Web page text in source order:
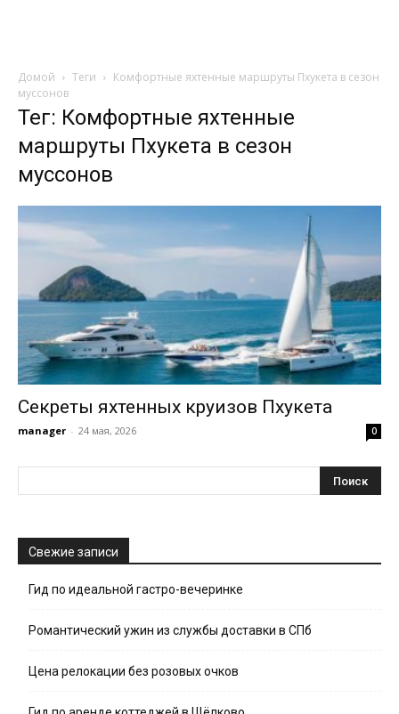
Домой Теги
Комфортные яхтенные маршруты Пхукета в сезон
муссонов
Тег: Комфортные яхтенные
маршруты Пхукета в сезон
муссонов
Секреты яхтенных круизов Пхукета
manager - 24 мая, 2026 0
Свежие записи
Гид по идеальной гастро-вечеринке
Романтический ужин из службы доставки в СПб
Цена релокации без розовых очков